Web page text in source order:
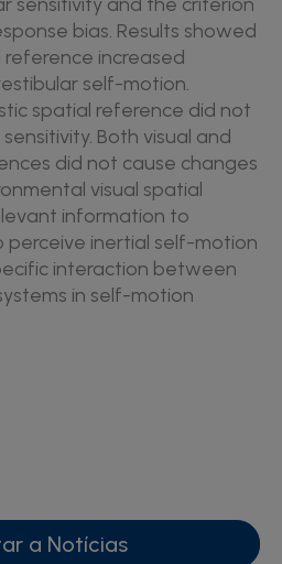
bias. Results showed
increased
self-motion.
spatial reference did not
Both visual and
did not cause changes
visual spatial
information to
perceive inertial self-motion
interaction between
in self-motion
a Notícias